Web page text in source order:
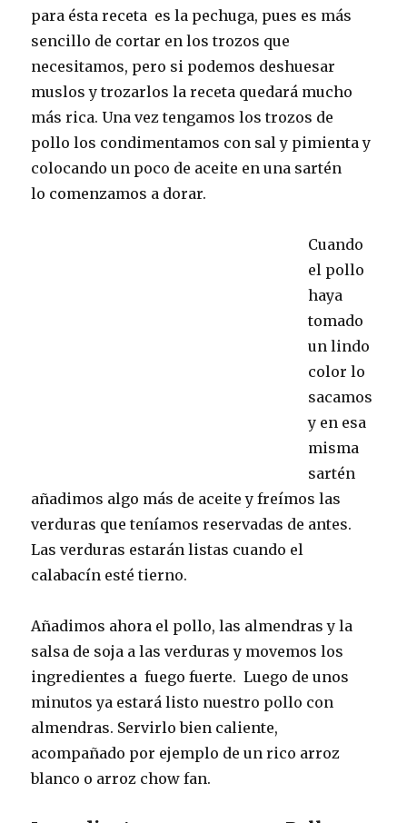
para ésta receta es la pechuga, pues es más
sencillo de cortar en los trozos que
necesitamos, pero si podemos deshuesar
muslos y trozarlos la receta quedará mucho
más rica. Una vez tengamos los trozos de
pollo los condimentamos con sal y pimienta y
colocando un poco de aceite en una sartén
lo comenzamos a dorar.
Cuando
el pollo
haya
tomado
un lindo
color lo
sacamos
y en esa
misma
sartén
añadimos algo más de aceite y freímos las
verduras que teníamos reservadas de antes.
Las verduras estarán listas cuando el
calabacín esté tierno.
Añadimos ahora el pollo, las almendras y la
salsa de soja a las verduras y movemos los
ingredientes a fuego fuerte. Luego de unos
minutos ya estará listo nuestro pollo con
almendras. Servirlo bien caliente,
acompañado por ejemplo de un rico arroz
blanco o arroz chow fan.